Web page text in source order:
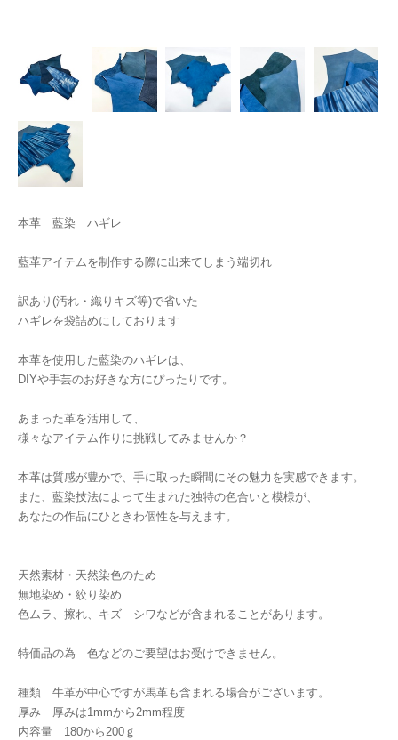
本革 藍染 ハギレ
藍革アイテムを制作する際に出来てしまう端切れ
訳あり(汚れ・織りキズ等)で省いた
ハギレを袋詰めにしております
本革を使用した藍染のハギレは、
DIYや手芸のお好きな方にぴったりです。
あまった革を活用して、
様々なアイテム作りに挑戦してみませんか？
本革は質感が豊かで、手に取った瞬間にその魅力を実感できます。
また、藍染技法によって生まれた独特の色合いと模様が、
あなたの作品にひときわ個性を与えます。
天然素材・天然染色のため
無地染め・絞り染め
色ムラ、擦れ、キズ シワなどが含まれることがあります。
特価品の為 色などのご要望はお受けできません。
種類 牛革が中心ですが馬革も含まれる場合がございます。
厚み 厚みは1mmから2mm程度
内容量 180から200ｇ